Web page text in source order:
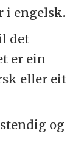
i engelsk.
det
er ein
eller eit
og